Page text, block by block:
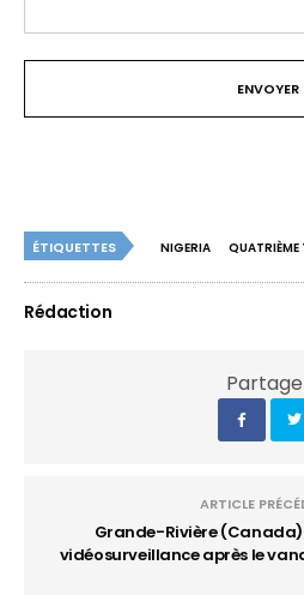
ÉTIQUETTES NIGERIA
Rédaction
ARTICLE
Grande-Rivière (Canada)
vidéosurveillance après le